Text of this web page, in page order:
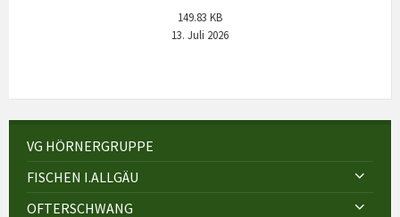
149.83 KB
13. Juli 2026
VG HÖRNERGRUPPE
FISCHEN I.ALLGÄU
OFTERSCHWANG